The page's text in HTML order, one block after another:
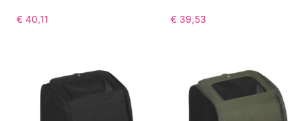
€ 40,11 € 39,53